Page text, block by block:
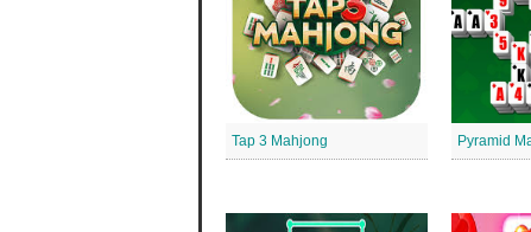
Tap 3 Mahjong Pyramid